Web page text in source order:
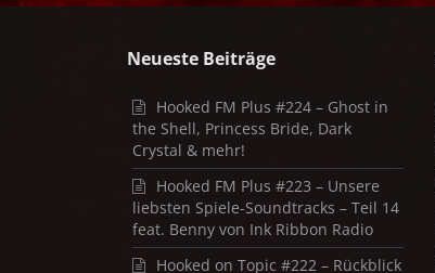
Neueste Beiträge
Hooked FM Plus #224 – Ghost in
the Shell, Princess Bride, Dark
Crystal & mehr!
Hooked FM Plus #223 – Unsere
liebsten Spiele-Soundtracks – Teil 14
feat. Benny von Ink Ribbon Radio
Hooked on Topic #222 – Rückblick